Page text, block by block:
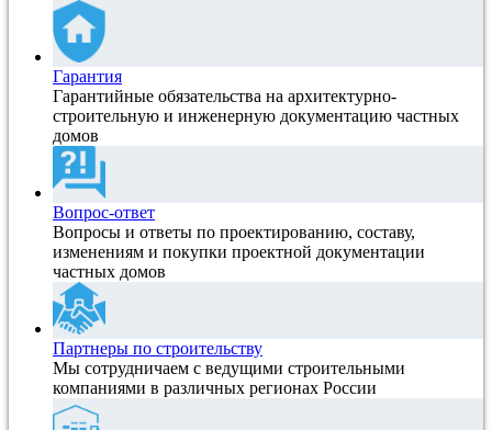
Гарантия
Гарантийные обязательства на архитектурно-
строительную и инженерную документацию частных
домов
Вопрос-ответ
Вопросы и ответы по проектированию, составу,
изменениям и покупки проектной документации
частных домов
Партнеры по строительству
Мы сотрудничаем с ведущими строительными
компаниями в различных регионах России